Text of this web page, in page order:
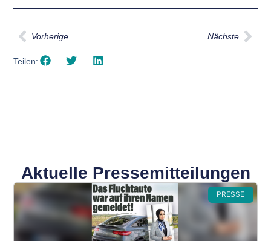
Vorherige Nächste
Teilen:
Aktuelle Pressemitteilungen
PRESSE